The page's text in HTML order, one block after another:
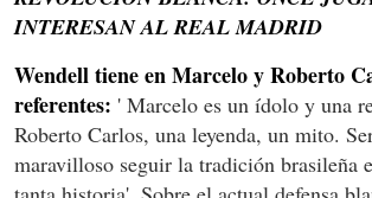
INTERESAN AL REAL MADRID
Wendell tiene en Marcelo y Roberto
referentes: ' Marcelo es un ídolo y una
Roberto Carlos, una leyenda, un mito.
maravilloso seguir la tradición brasileña